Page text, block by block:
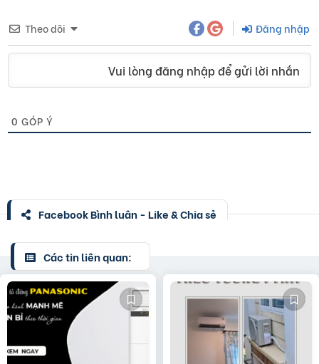
Theo dõi Đăng nhập
Vui lòng đăng nhập để gửi lời nhắn
0 GÓP Ý
Facebook Bình luận - Like & Chia sẻ
Các tin liên quan: